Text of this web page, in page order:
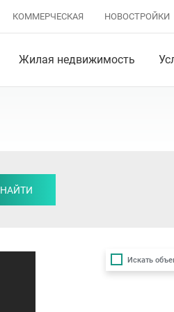
КОММЕРЧЕСКАЯ НОВОСТРОЙКИ
Жилая недвижимость
НАЙТИ
Искать